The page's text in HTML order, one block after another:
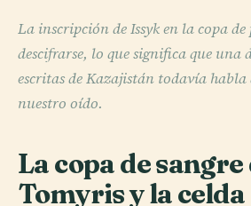
La inscripción de Issyk en la copa
descifrarse, lo que significa que una
escritas de Kazajistán todavía habla
nuestro oído.
La copa de sangre
Tomyris y la celda